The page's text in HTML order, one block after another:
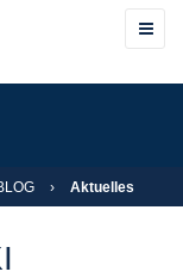
› Aktuelles